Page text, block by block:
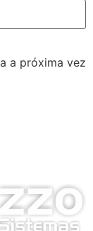
a próxima vez